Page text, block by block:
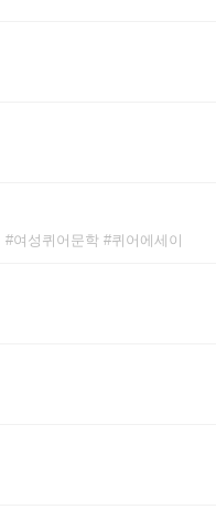
여성퀴어문학 퀴어에세이